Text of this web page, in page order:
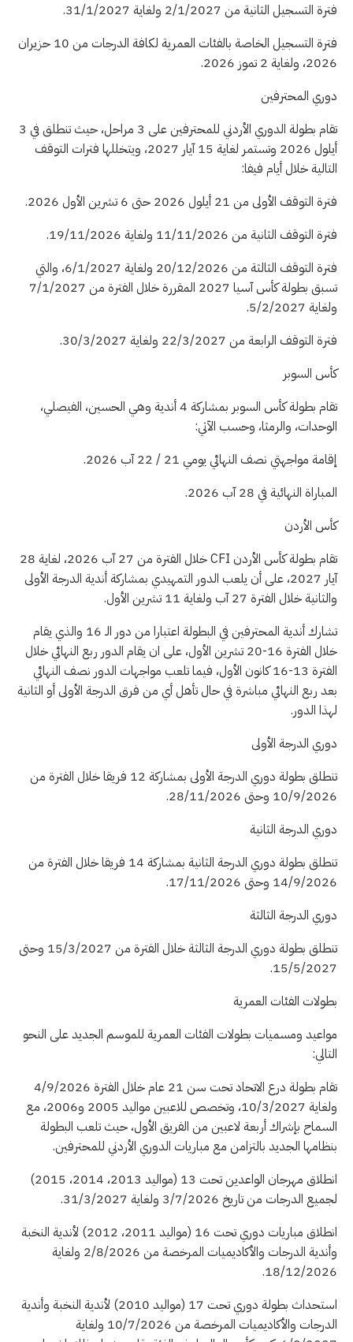
فترة التسجيل الثانية من 2/1/2027 ولغاية 31/1/2027.
فترة التسجيل الخاصة بالفئات العمرية لكافة الدرجات من 10 حزيران
2026، ولغاية 2 تموز 2026.
دوري المحترفين
تقام بطولة الدوري الأردني للمحترفين على 3 مراحل، حيث تنطلق في 3
أيلول 2026 وتستمر لغاية 15 آيار 2027، ويتخللها فترات التوقف
التالية خلال أيام فيفا:
فترة التوقف الأولى من 21 أيلول 2026 حتى 6 تشرين الأول 2026.
فترة التوقف الثانية من 11/11/2026 ولغاية 19/11/2026.
فترة التوقف الثالثة من 20/12/2026 ولغاية 6/1/2027، والتي
تسبق بطولة كأس آسيا 2027 المقررة خلال الفترة من 7/1/2027
ولغاية 5/2/2027.
فترة التوقف الرابعة من 22/3/2027 ولغاية 30/3/2027.
كأس السوبر
تقام بطولة كأس السوبر بمشاركة 4 أندية وهي الحسين، الفيصلي،
الوحدات، والرمثا، وحسب الآتي:
إقامة مواجهتي نصف النهائي يومي 21 / 22 آب 2026.
المباراة النهائية في 28 آب 2026.
كأس الأردن
تقام بطولة كأس الأردن CFI خلال الفترة من 27 آب 2026، لغاية 28
آيار 2027، على أن يلعب الدور التمهيدي بمشاركة أندية الدرجة الأولى
والثانية خلال الفترة 27 آب ولغاية 11 تشرين الأول.
تشارك أندية المحترفين في البطولة اعتبارا من دور الـ 16 والذي يقام
خلال الفترة 16-20 تشرين الأول، على ان يقام الدور ربع النهائي خلال
الفترة 13-16 كانون الأول، فيما تلعب مواجهات الدور نصف النهائي
بعد ربع النهائي مباشرة في حال تأهل أي من فرق الدرجة الأولى أو الثانية
لهذا الدور.
دوري الدرجة الأولى
تنطلق بطولة دوري الدرجة الأولى بمشاركة 12 فريقا خلال الفترة من
10/9/2026 وحتى 28/11/2026.
دوري الدرجة الثانية
تنطلق بطولة دوري الدرجة الثانية بمشاركة 14 فريقا خلال الفترة من
14/9/2026 وحتى 17/11/2026.
دوري الدرجة الثالثة
تنطلق بطولة دوري الدرجة الثالثة خلال الفترة من 15/3/2027 وحتى
15/5/2027.
بطولات الفئات العمرية
مواعيد ومسميات بطولات الفئات العمرية للموسم الجديد على النحو
التالي:
تقام بطولة درع الاتحاد تحت سن 21 عام خلال الفترة 4/9/2026
ولغاية 10/3/2027، وتخصص للاعبين مواليد 2005 و2006، مع
السماح بإشراك أربعة لاعبين من الفريق الأول، حيث تلعب البطولة
بنظامها الجديد بالتزامن مع مباريات الدوري الأردني للمحترفين.
انطلاق مهرجان الواعدين تحت 13 (مواليد 2013، 2014، 2015)
لجميع الدرجات من تاريخ 3/7/2026 ولغاية 31/3/2027.
انطلاق مباريات دوري تحت 16 (مواليد 2011، 2012) لأندية النخبة
وأندية الدرجات والأكاديميات المرخصة من 2/8/2026 ولغاية
18/12/2026.
استحداث بطولة دوري تحت 17 (مواليد 2010) لأندية النخبة وأندية
الدرجات والأكاديميات المرخصة من 10/7/2026 ولغاية